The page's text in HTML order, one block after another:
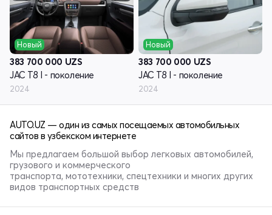
Новый
383 700 000 UZS
JAC T8 I - поколение
2024
Новый
383 700 000 UZS
JAC T8 I - поколение
2024
AUTO.UZ — один из самых посещаемых автомобильных
сайтов в узбекском интернете
Мы предлагаем большой выбор легковых автомобилей,
грузового и коммерческого
транспорта, мототехники, спецтехники и многих других
видов транспортных средств